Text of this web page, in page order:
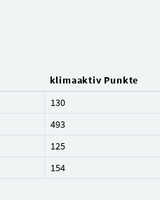
klimaaktiv Punkte
130
493
125
154